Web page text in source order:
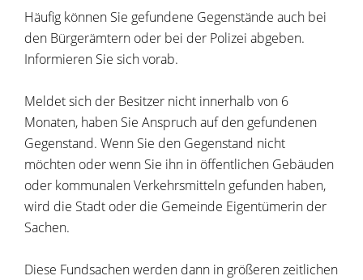
Häufig können Sie gefundene Gegenstände auch bei
den Bürgerämtern oder bei der Polizei abgeben.
Informieren Sie sich vorab.
Meldet sich der Besitzer nicht innerhalb von 6
Monaten, haben Sie Anspruch auf den gefundenen
Gegenstand. Wenn Sie den Gegenstand nicht
möchten oder wenn Sie ihn in öffentlichen Gebäuden
oder kommunalen Verkehrsmitteln gefunden haben,
wird die Stadt oder die Gemeinde Eigentümerin der
Sachen.
Diese Fundsachen werden dann in größeren zeitlichen